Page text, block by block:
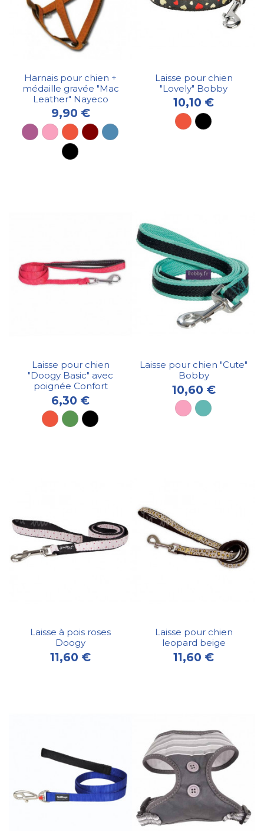
Harnais pour chien +
médaille gravée "Mac
Leather" Nayeco
9,90 €
Laisse pour chien
"Lovely" Bobby
10,10 €
Laisse pour chien
"Doogy Basic" avec
poignée Confort
6,30 €
Laisse pour chien "Cute"
Bobby
10,60 €
Laisse à pois roses
Doogy
11,60 €
Laisse pour chien
leopard beige
11,60 €